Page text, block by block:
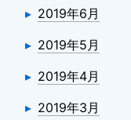
2019年6月
2019年5月
2019年4月
2019年3月